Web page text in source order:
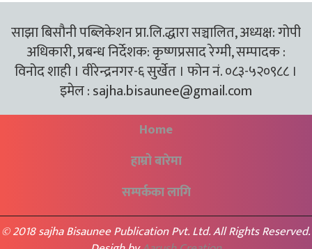
साझा बिसौनी पब्लिकेशन प्रा.लि.द्धारा सञ्चालित, अध्यक्ष: गोपी
अधिकारी, प्रबन्ध निर्देशक: कृष्णप्रसाद रेग्मी, सम्पादक :
विनोद शाही । वीरेन्द्रनगर-६ सुर्खेत । फोन नं. ०८३-५२०९८८ ।
इमेल :sajha.bisaunee@gmail.com
Home
हाम्रो बारेमा
सम्पर्कका लागि
© 2018 sajha Bisaunee Publication Pvt. Ltd. All Rights Reserved.